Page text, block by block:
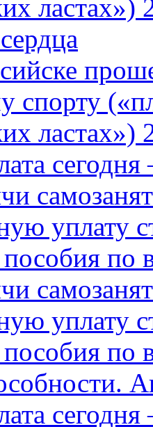
спорту
ластах»)
уплату
по
уплату
по